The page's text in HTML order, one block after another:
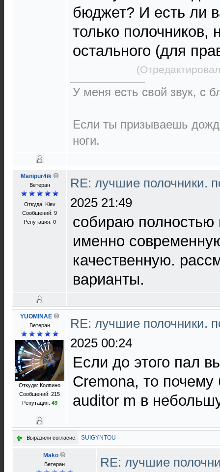
бюджет? И есть ли
только полочников,
остального (для
У меня есть свой звук, с
Если ты призываешь
ноги.
Manipur4ik
Ветеран
Откуда: Kiev
Сообщений: 9
Репутация: 0
RE: лучшие полочники.
2025 21:49
собираю полностью
именно
качественную.
варианты.
YUOMINAE
Ветеран
Откуда: Колпино
Сообщений: 215
Репутация: 49
RE: лучшие полочники.
2025 00:24
Если до этого пал
Cremona, то
auditor m в
Выразили согласие: SUIGYNTOU
Mako
Ветеран
RE: лучшие